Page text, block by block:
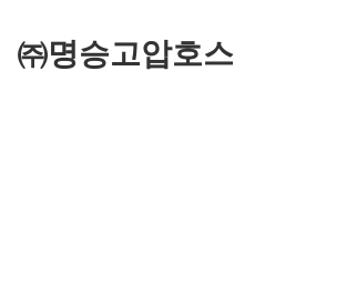
㈜명승고압호스